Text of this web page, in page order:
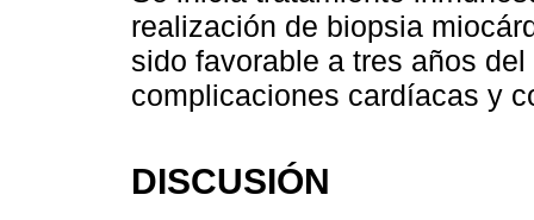
realización de biopsia
sido favorable a tres años
complicaciones cardíacas y
DISCUSIÓN